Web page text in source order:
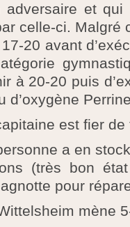
adversaire et
celle-ci. Malgré
20 avant
à 20-20 puis
est fier de
a en
(très bon
pour
mène